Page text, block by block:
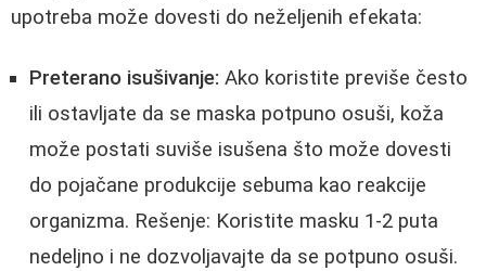
upotreba može dovesti do neželjenih efekata:
Preterano isušivanje: Ako koristite previše često
ili ostavljate da se maska potpuno osuši, koža
može postati suviše isušena što može dovesti
do pojačane produkcije sebuma kao reakcije
organizma. Rešenje: Koristite masku 1-2 puta
nedeljno i ne dozvoljavajte da se potpuno osuši.